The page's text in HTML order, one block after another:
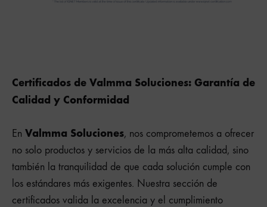
Certificados de Valmma Soluciones: Garantía de
Calidad y Conformidad
En Valmma Soluciones, nos comprometemos a ofrecer
no solo productos y servicios de la más alta calidad, sino
también la tranquilidad de que cada solución cumple con
los estándares más exigentes. Nuestra sección de
certificados valida la excelencia y el cumplimiento